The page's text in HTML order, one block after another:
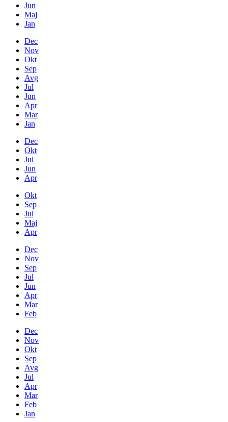
Jun
Maj
Jan
Dec
Nov
Okt
Sep
Avg
Jul
Jun
Apr
Mar
Jan
Dec
Okt
Jul
Jun
Apr
Okt
Sep
Jul
Maj
Apr
Dec
Nov
Sep
Jul
Jun
Apr
Mar
Feb
Dec
Nov
Okt
Sep
Avg
Jul
Apr
Mar
Feb
Jan